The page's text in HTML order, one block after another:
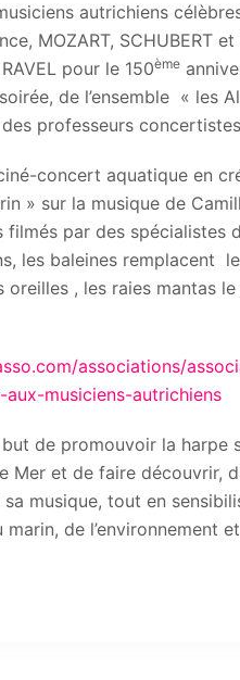
autrichiens
MOZART, SCHUBERT
pour le 150ème
de l’ensemble « les
professeurs
concert aquatique en
» sur la musique de
filmés par des spécialistes
les baleines remplacent
oreilles , les raies mantas
associations/
musiciens-autrichiens
but de promouvoir la harpe
Mer et de faire découvrir,
musique, tout en
de l’environnement